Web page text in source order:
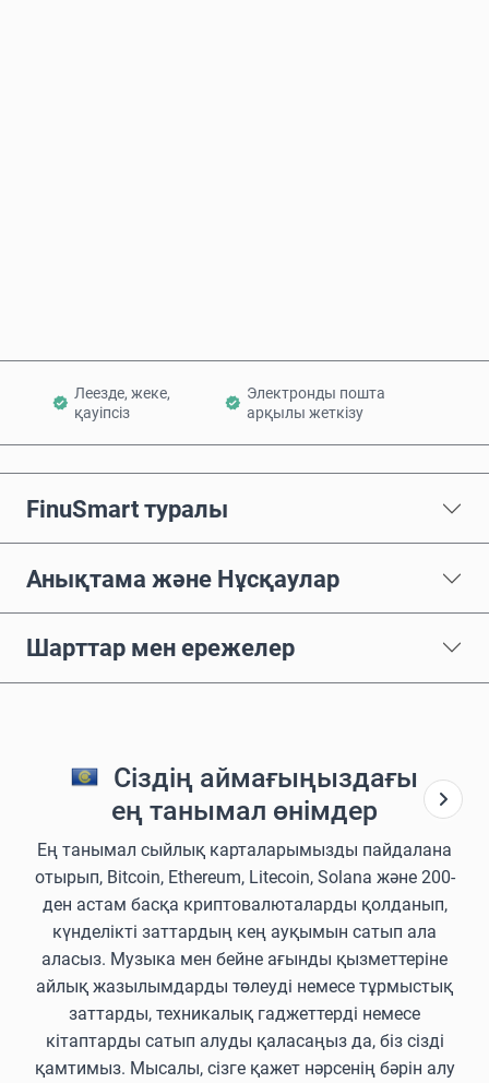
Леезде, жеке,
қауіпсіз
Электронды пошта
арқылы жеткізу
FinuSmart туралы
Анықтама және Нұсқаулар
Шарттар мен ережелер
Сіздің аймағыңыздағы
ең танымал өнімдер
Ең танымал сыйлық карталарымызды пайдалана
отырып, Bitcoin, Ethereum, Litecoin, Solana және 200-
ден астам басқа криптовалюталарды қолданып,
күнделікті заттардың кең ауқымын сатып ала
аласыз. Музыка мен бейне ағынды қызметтеріне
айлық жазылымдарды төлеуді немесе тұрмыстық
заттарды, техникалық гаджеттерді немесе
кітаптарды сатып алуды қаласаңыз да, біз сізді
қамтимыз. Мысалы, сізге қажет нәрсенің бәрін алу